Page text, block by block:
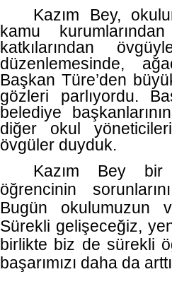
Kazım Bey,
kamu
katkılarından
düzenlemesinde,
Başkan Türe’den
gözleri parlıyordu.
belediye
diğer okul
övgüler duyduk.
Kazım Bey bir
öğrencinin
Bugün okulumuzun
Sürekli gelişeceğiz,
birlikte biz de sürekli
başarımızı daha da